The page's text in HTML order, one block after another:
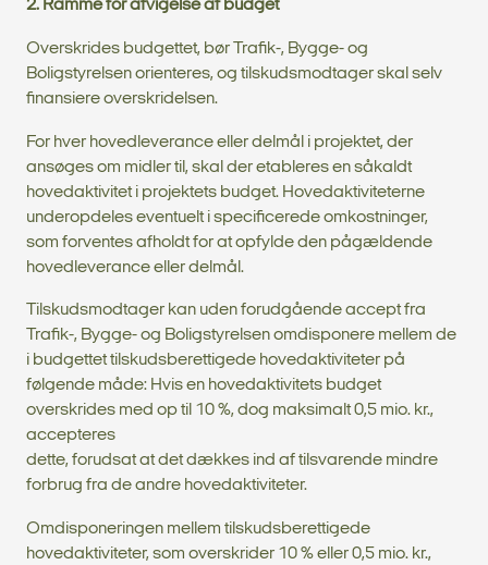
2. Ramme for afvigelse af budget
Overskrides budgettet, bør Trafik-, Bygge- og
Boligstyrelsen orienteres, og tilskudsmodtager skal selv
finansiere overskridelsen.
For hver hovedleverance eller delmål i projektet, der
ansøges om midler til, skal der etableres en såkaldt
hovedaktivitet i projektets budget. Hovedaktiviteterne
underopdeles eventuelt i specificerede omkostninger,
som forventes afholdt for at opfylde den pågældende
hovedleverance eller delmål.
Tilskudsmodtager kan uden forudgående accept fra
Trafik-, Bygge- og Boligstyrelsen omdisponere mellem de
i budgettet tilskudsberettigede hovedaktiviteter på
følgende måde: Hvis en hovedaktivitets budget
overskrides med op til 10 %, dog maksimalt 0,5 mio. kr.,
accepteres
dette, forudsat at det dækkes ind af tilsvarende mindre
forbrug fra de andre hovedaktiviteter.
Omdisponeringen mellem tilskudsberettigede
hovedaktiviteter, som overskrider 10 % eller 0,5 mio. kr.,